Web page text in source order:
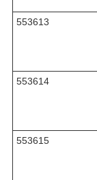
553613
553614
553615